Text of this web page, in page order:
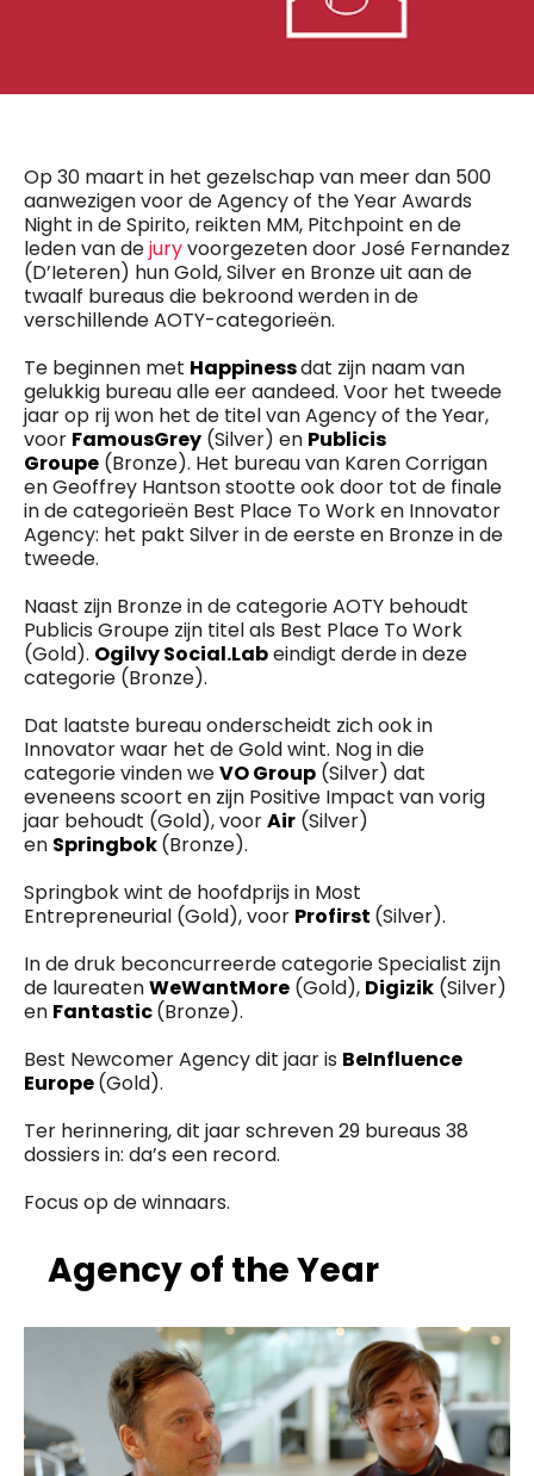
Op 30 maart in het gezelschap van meer dan 500
aanwezigen voor de Agency of the Year Awards
Night in de Spirito, reikten MM, Pitchpoint en de
leden van dejuryvoorgezeten door José Fernandez
(D’Ieteren) hun Gold, Silver en Bronze uit aan de
twaalf bureaus die bekroond werden in de
verschillende AOTY-categorieën.
Te beginnen met Happinessdat zijn naam van
gelukkig bureau alle eer aandeed. Voor het tweede
jaar op rij won het de titel van Agency of the Year,
voor FamousGrey (Silver) en Publicis
Groupe (Bronze). Het bureau van Karen Corrigan
en Geoffrey Hantson stootte ook door tot de finale
in de categorieën Best Place To Work en Innovator
Agency: het pakt Silver in de eerste en Bronze in de
tweede.
Naast zijn Bronze in de categorie AOTY behoudt
Publicis Groupe zijn titel als Best Place To Work
(Gold). Ogilvy Social.Labeindigt derde in deze
categorie (Bronze).
Dat laatste bureau onderscheidt zich ook in
Innovator waar het de Gold wint. Nog in die
categorie vinden weVO Group (Silver) dat
eveneens scoort en zijn Positive Impact van vorig
jaar behoudt (Gold), voorAir (Silver)
en Springbok(Bronze).
Springbok wint de hoofdprijs in Most
Entrepreneurial (Gold), voor Profirst (Silver).
In de druk beconcurreerde categorie Specialist zijn
de laureatenWeWantMore (Gold), Digizik (Silver)
en Fantastic(Bronze).
Best Newcomer Agency dit jaar is BeInfluence
Europe(Gold).
Ter herinnering, dit jaar schreven 29 bureaus 38
dossiers in: da’s een record.
Focus op de winnaars.
Agency of the Year
Chief Editor
g.byl@mm.be
Chief Editor
Damien Lemaire
0477 37 31 65
d.lemaire@mm.be
NOTRE CONTENU DIGITAL :
Daily
access
5 x week
MM e - News
1 x week
MM Brunch
1 x week
MM Tech
10 x year
MM Best of
Research
10 x year
4 x year
MM Magazine
(digital)
Des questions ?